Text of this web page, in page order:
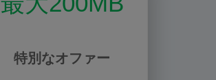
特別なオファー